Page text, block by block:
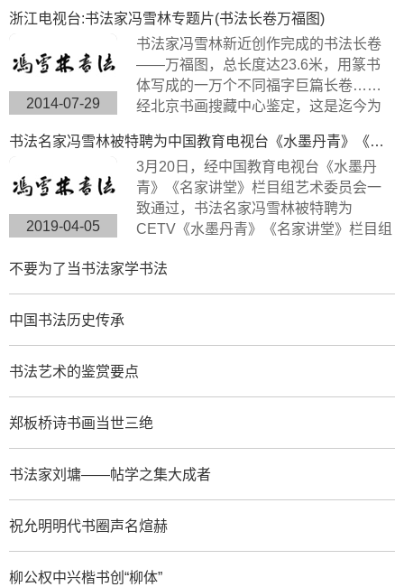
字体是典型欧体楷书，方圆兼备、严谨
工整、挺劲险峻。
浙江电视台:书法家冯雪林专题片(书法长卷万福图)
2014-07-29
书法家冯雪林新近创作完成的书法长卷
——万福图，总长度达23.6米，用篆书
体写成的一万个不同福字巨篇长卷……
经北京书画搜藏中心鉴定，这是迄今为
有很高的搜藏价值。浙江卫视拍摄组来
到杭州余杭径山风情小镇专门拍摄了此
次专题片。
书法名家冯雪林被特聘为中国教育电视台《水墨丹青》《名家讲堂》栏目组签约艺术家
2019-04-05
3月20日，经中国教育电视台《水墨丹
青》《名家讲堂》栏目组艺术委员会一
致通过，书法名家冯雪林被特聘为
CETV《水墨丹青》《名家讲堂》栏目组
青》是以“弘扬中华传统文化，传承水墨
艺术精髓”为宗旨，展示现代中国书画艺
不要为了当书法家学书法
中国书法历史传承
书法艺术的鉴赏要点
郑板桥诗书画当世三绝
书法家刘墉——帖学之集大成者
祝允明明代书圈声名煊赫
柳公权中兴楷书创“柳体”